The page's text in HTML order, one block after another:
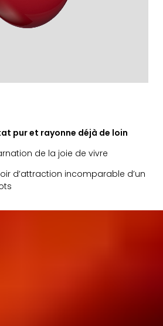
pur et rayonne déjà de loin
de la joie de vivre
d’attraction incomparable d’un